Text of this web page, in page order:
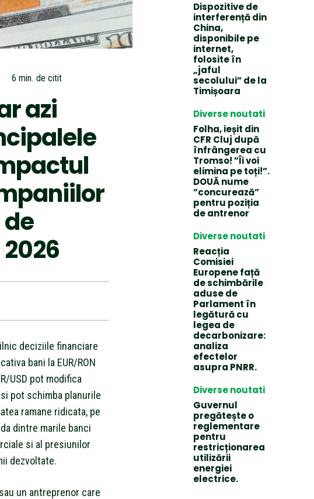
6 min. de citit
azi
deciziile financiare
bani la EUR/RON
USD pot modifica
pot schimba planurile
ramane ridicata, pe
dintre marile banci
si al presiunilor
dezvoltate.
un antreprenor care
Dispozitive de
interferență din
China,
disponibile pe
internet,
folosite în
„jaful
secolului” de la
Timișoara
Diverse noutati
Folha, ieșit din
CFR Cluj după
înfrângerea cu
Tromso! ”Îi voi
elimina pe toți!”.
DOUĂ nume
”concurează”
pentru poziția
de antrenor
Diverse noutati
Reacția
Comisiei
Europene față
de schimbările
aduse de
Parlament în
legătură cu
legea de
decarbonizare:
analiza
efectelor
asupra PNRR.
Diverse noutati
Guvernul
pregătește o
reglementare
pentru
restricționarea
utilizării
energiei
electrice.